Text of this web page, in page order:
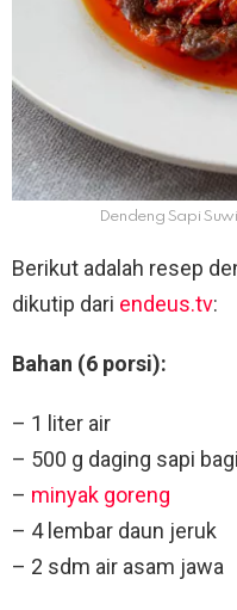
Dendeng Sapi
Berikut adalah resep
dikutip dari endeus.tv:
Bahan (6 porsi):
– 1 liter air
– 500 g daging sapi
– minyak goreng
– 4 lembar daun jeruk
– 2 sdm air asam jawa